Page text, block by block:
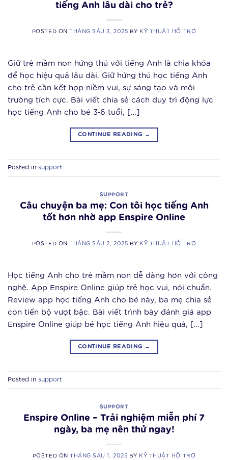
tiếng Anh lâu dài cho trẻ?
POSTED ONTHÁNG SÁU 3, 2025 BY KỸ THUẬT HỖ TRỢ
Giữ trẻ mầm non hứng thú với tiếng Anh là chìa khóa
để học hiệu quả lâu dài. Giữ hứng thú học tiếng Anh
cho trẻ cần kết hợp niềm vui, sự sáng tạo và môi
trường tích cực. Bài viết chia sẻ cách duy trì động lực
học tiếng Anh cho bé 3-6 tuổi, […]
CONTINUE READING →
Posted in support
SUPPORT
Câu chuyện ba mẹ: Con tôi học tiếng Anh
tốt hơn nhờ app Enspire Online
POSTED ONTHÁNG SÁU 2, 2025 BY KỸ THUẬT HỖ TRỢ
Học tiếng Anh cho trẻ mầm non dễ dàng hơn với công
nghệ. App Enspire Online giúp trẻ học vui, nói chuẩn.
Review app học tiếng Anh cho bé này, ba mẹ chia sẻ
con tiến bộ vượt bậc. Bài viết trình bày đánh giá app
Enspire Online giúp bé học tiếng Anh hiệu quả, […]
CONTINUE READING →
Posted in support
SUPPORT
Enspire Online – Trải nghiệm miễn phí 7
ngày, ba mẹ nên thử ngay!
POSTED ONTHÁNG SÁU 1, 2025 BY KỸ THUẬT HỖ TRỢ